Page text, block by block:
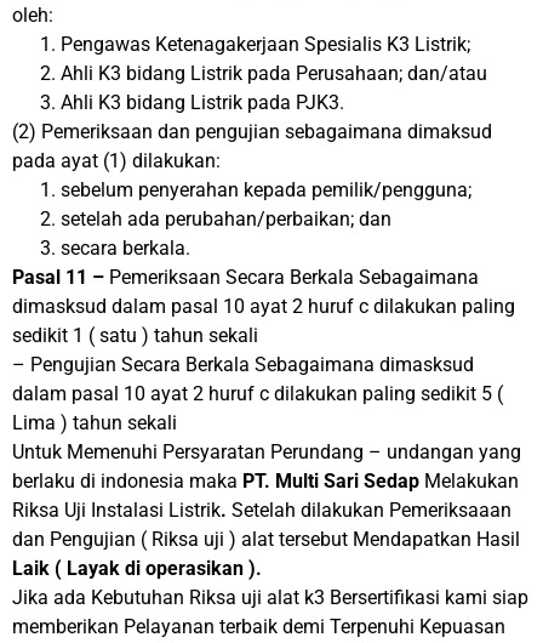
oleh:
Pengawas Ketenagakerjaan Spesialis K3 Listrik;
Ahli K3 bidang Listrik pada Perusahaan; dan/atau
Ahli K3 bidang Listrik pada PJK3.
(2) Pemeriksaan dan pengujian sebagaimana dimaksud
pada ayat (1) dilakukan:
sebelum penyerahan kepada pemilik/pengguna;
setelah ada perubahan/perbaikan; dan
secara berkala.
Pasal 11 – Pemeriksaan Secara Berkala Sebagaimana
dimasksud dalam pasal 10 ayat 2 huruf c dilakukan paling
sedikit 1 ( satu ) tahun sekali
– Pengujian Secara Berkala Sebagaimana dimasksud
dalam pasal 10 ayat 2 huruf c dilakukan paling sedikit 5 (
Lima ) tahun sekali
Untuk Memenuhi Persyaratan Perundang – undangan yang
berlaku di indonesia maka PT. Multi Sari Sedap Melakukan
Riksa Uji Instalasi Listrik. Setelah dilakukan Pemeriksaaan
dan Pengujian ( Riksa uji ) alat tersebut Mendapatkan Hasil
Laik ( Layak di operasikan ).
Jika ada Kebutuhan Riksa uji alat k3 Bersertifikasi kami siap
memberikan Pelayanan terbaik demi Terpenuhi Kepuasan